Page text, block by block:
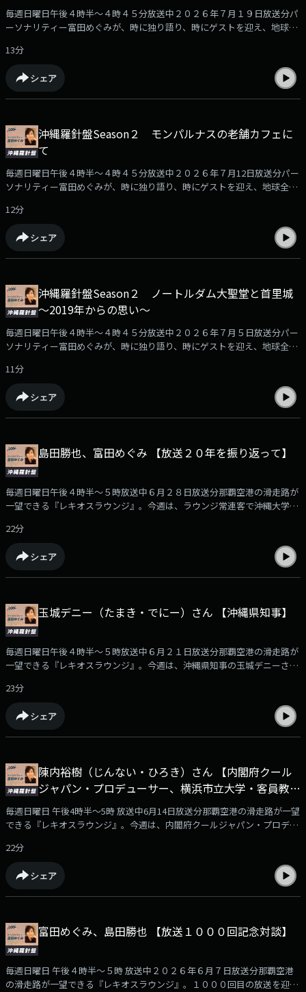
毎週日曜日午後４時半～４時４５分放送中２０２６年７月１９日放送分パ
ーソナリティー富田めぐみが、時に独り語り、時にゲストを迎え、地球全
ム。ゆったりとお楽しみください。
13分
シェア
沖縄羅針盤Season２ モンパルナスの老舗カフェに
て
毎週日曜日午後４時半～４時４５分放送中２０２６年７月12日放送分パー
ソナリティー富田めぐみが、時に独り語り、時にゲストを迎え、地球全体
ゆったりとお楽しみください。
12分
シェア
沖縄羅針盤Season２ ノートルダム大聖堂と首里城
～2019年からの思い～
毎週日曜日午後４時半～４時４５分放送中２０２６年７月５日放送分パー
ソナリティー富田めぐみが、時に独り語り、時にゲストを迎え、地球全体
ゆったりとお楽しみください。
11分
シェア
島田勝也、富田めぐみ 【放送２０年を振り返って】
毎週日曜日午後４時半～５時放送中６月２８日放送分那覇空港の滑走路が
一望できる『レキオスラウンジ』。今週は、ラウンジ常連客で沖縄大学地
す。島田さんは、ＮＴＴ社員として情報通信分野に携わる一方、沖縄大学
ではメディア・観光分野を中心に教育・研究活動を行いました。ラジオや
テレビ番組のプロデューサーとしても幅広く活躍しています。放送開始か
ら２０年を数える「沖縄羅針盤」が来月リニューアルするにあたり、この
22分
シェア
玉城デニー（たまき・でにー）さん 【沖縄県知事】
毎週日曜日午後４時半～５時放送中６月２１日放送分那覇空港の滑走路が
一望できる『レキオスラウンジ』。今週は、沖縄県知事の玉城デニーさん
究員の島田勝也さんです。玉城さんは、１９５９年生まれ、旧与那城村・
現うるま市のご出身です。前原高校卒業後、上智社会福祉専門学校で福祉
を学びます。卒業後沖縄に戻り、福祉職、内装業、音楽マネージャーな
ど、様々な現場を経験。その後、ラジオパーソナリティーとして活躍され
年に、沖縄市議会議員、２００９年から４期、衆議院議員を務め、２０１
８年に、沖縄県知事に初当選、２２年には再選を果たしました。２期目最
終盤の今。この８年間を振り返りつつ、未来へのメッセージを頂きまし
23分
シェア
陳内裕樹（じんない・ひろき）さん 【内閣府クール
ジャパン・プロデューサー、横浜市立大学・客員教授
兼 理事長特命補佐】
毎週日曜日 午後4時半～5時 放送中6月14日放送分那覇空港の滑走路が一望
できる『レキオスラウンジ』。今週は、内閣府クールジャパン・プロデュ
（じんない・ひろき）さんをお迎えしました。おしゃべりのお相手は、ラ
ウンジ常連客で沖縄大学地域研究所・特別研究員沖縄大学の島田勝也さん
です。陳内さんは、1969年生まれ、大阪府のご出身です。横浜国立大学を
卒業後、株式会社JTBに入社。現在は、世界的なテック企業に所属しなが
地のまちづくりや人材育成、観光振興に携わり、日本の魅力を世界へ発信
する取り組みを続けています。今回は、陳内さんに、内閣府クールジャパ
ン・プロデューサーの役割をはじめ、地域の魅力発信のヒントや、AI時代
22分
シェア
富田めぐみ、島田勝也 【放送１０００回記念対談】
毎週日曜日 午後４時半～５時 放送中２０２６年６月７日放送分那覇空港
の滑走路が一望できる『レキオスラウンジ』。１０００回目の放送を迎え